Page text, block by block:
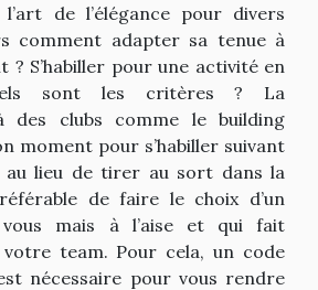
de l’élégance pour divers
comment adapter sa tenue à
? S’habiller pour une activité en
sont les critères ? La
des clubs comme le building
moment pour s’habiller suivant
au lieu de tirer au sort dans la
de faire le choix d’un
mais à l’aise et qui fait
team. Pour cela, un code
nécessaire pour vous rendre